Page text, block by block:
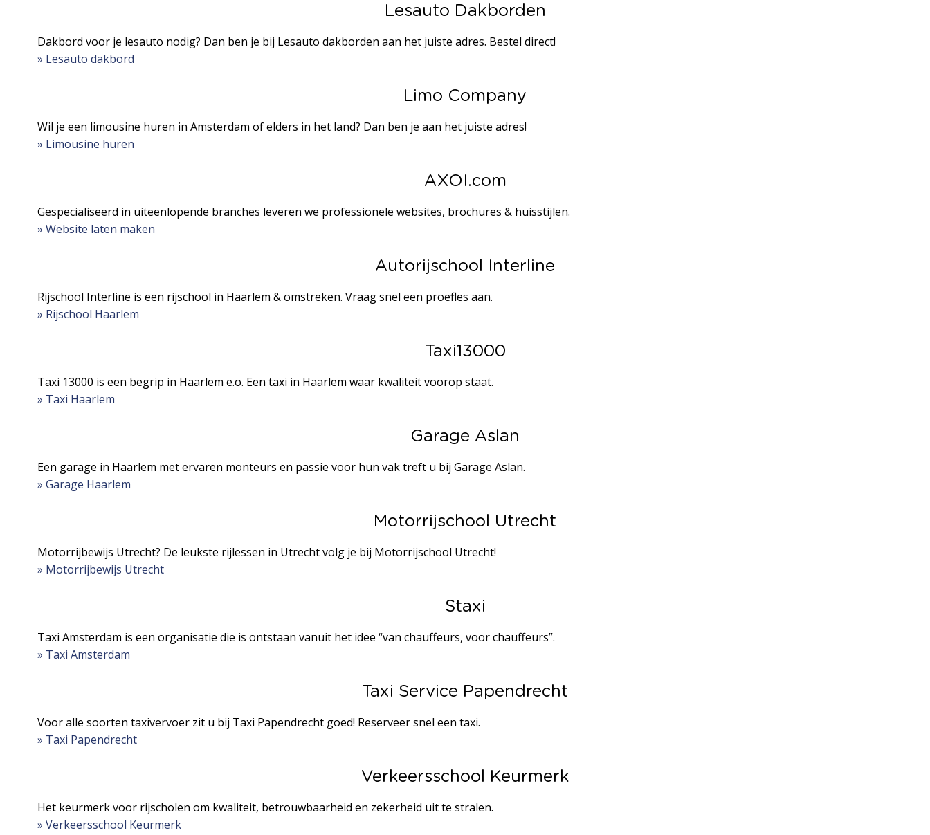
Lesauto Dakborden
Dakbord voor je lesauto nodig? Dan ben je bij Lesauto dakborden aan het juiste adres. Bestel direct!
» Lesauto dakbord
Limo Company
Wil je een limousine huren in Amsterdam of elders in het land? Dan ben je aan het juiste adres!
» Limousine huren
AXOI.com
Gespecialiseerd in uiteenlopende branches leveren we professionele websites, brochures & huisstijlen.
» Website laten maken
Autorijschool Interline
Rijschool Interline is een rijschool in Haarlem & omstreken. Vraag snel een proefles aan.
» Rijschool Haarlem
Taxi13000
Taxi 13000 is een begrip in Haarlem e.o. Een taxi in Haarlem waar kwaliteit voorop staat.
» Taxi Haarlem
Garage Aslan
Een garage in Haarlem met ervaren monteurs en passie voor hun vak treft u bij Garage Aslan.
» Garage Haarlem
Motorrijschool Utrecht
Motorrijbewijs Utrecht? De leukste rijlessen in Utrecht volg je bij Motorrijschool Utrecht!
» Motorrijbewijs Utrecht
Staxi
Taxi Amsterdam is een organisatie die is ontstaan vanuit het idee “van chauffeurs, voor chauffeurs”.
» Taxi Amsterdam
Taxi Service Papendrecht
Voor alle soorten taxivervoer zit u bij Taxi Papendrecht goed! Reserveer snel een taxi.
» Taxi Papendrecht
Verkeersschool Keurmerk
Het keurmerk voor rijscholen om kwaliteit, betrouwbaarheid en zekerheid uit te stralen.
» Verkeersschool Keurmerk